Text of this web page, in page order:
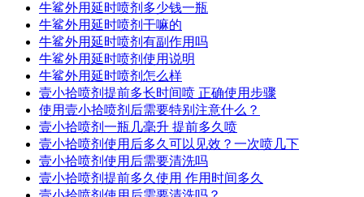
牛鲨外用延时喷剂多少钱一瓶
牛鲨外用延时喷剂干嘛的
牛鲨外用延时喷剂有副作用吗
牛鲨外用延时喷剂使用说明
牛鲨外用延时喷剂怎么样
壹小拾喷剂提前多长时间喷 正确使用步骤
使用壹小拾喷剂后需要特别注意什么？
壹小拾喷剂一瓶几毫升 提前多久喷
壹小拾喷剂使用后多久可以见效？一次喷几下
壹小拾喷剂使用后需要清洗吗
壹小拾喷剂提前多久使用 作用时间多久